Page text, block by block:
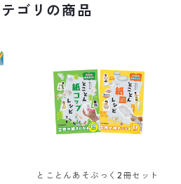
ゴリの商品
とことんあそぶっく2冊セット